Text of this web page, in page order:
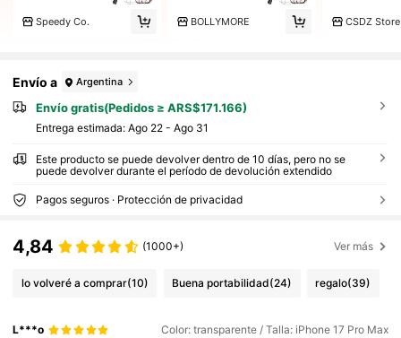
Speedy Co. BOLLYMORE CSDZ Store
Envío a Argentina
Envío gratis(Pedidos ≥ ARS$171.166)
Entrega estimada: Ago 22 - Ago 31
Este producto se puede devolver dentro de 10 días, pero no se
puede devolver durante el período de devolución extendido
Pagos seguros · Protección de privacidad
4,84 (1000+) Ver más
lo volveré a comprar(10) Buena portabilidad(24) regalo(39)
L***o Color: transparente / Talla: iPhone 17 Pro Max